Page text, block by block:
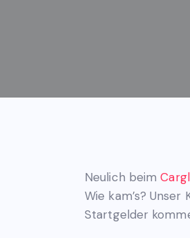
Neulich beim
Wie kam’s?
Startgelder